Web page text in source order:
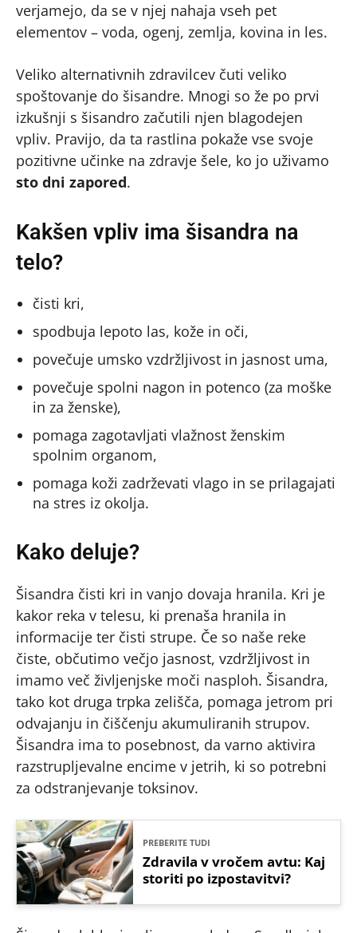
verjamejo, da se v njej nahaja vseh pet
elementov – voda, ogenj, zemlja, kovina in les.
Veliko alternativnih zdravilcev čuti veliko
spoštovanje do šisandre. Mnogi so že po prvi
izkušnji s šisandro začutili njen blagodejen
vpliv. Pravijo, da ta rastlina pokaže vse svoje
pozitivne učinke na zdravje šele, ko jo uživamo
sto dni zapored.
Kakšen vpliv ima šisandra na
telo?
čisti kri,
spodbuja lepoto las, kože in oči,
povečuje umsko vzdržljivost in jasnost uma,
povečuje spolni nagon in potenco (za moške
in za ženske),
pomaga zagotavljati vlažnost ženskim
spolnim organom,
pomaga koži zadrževati vlago in se prilagajati
na stres iz okolja.
Kako deluje?
Šisandra čisti kri in vanjo dovaja hranila. Kri je
kakor reka v telesu, ki prenaša hranila in
informacije ter čisti strupe. Če so naše reke
čiste, občutimo večjo jasnost, vzdržljivost in
imamo več življenjske moči nasploh. Šisandra,
tako kot druga trpka zelišča, pomaga jetrom pri
odvajanju in čiščenju akumuliranih strupov.
Šisandra ima to posebnost, da varno aktivira
razstrupljevalne encime v jetrih, ki so potrebni
za odstranjevanje toksinov.
PREBERITE TUDI
Zdravila v vročem avtu: Kaj
storiti po izpostavitvi?